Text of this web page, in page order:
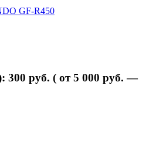
300 руб. ( от 5 000 руб. —